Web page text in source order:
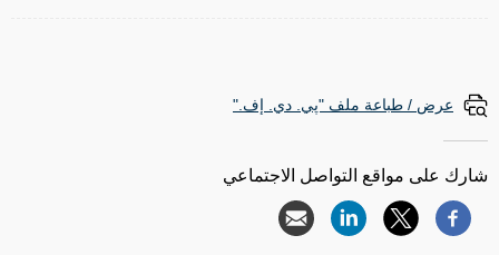
عرض / طباعة ملف "پي. دي. إف."
شارك على مواقع التواصل الاجتماعي